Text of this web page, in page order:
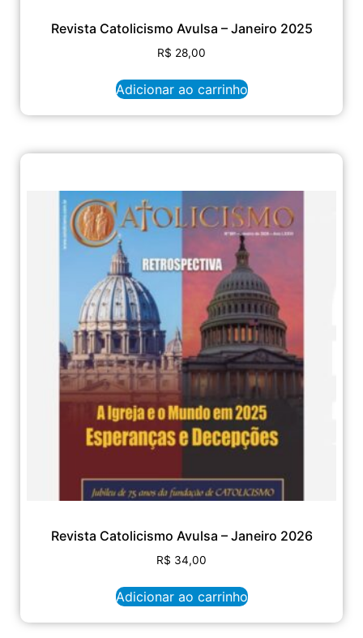
Revista Catolicismo Avulsa – Janeiro 2025
R$ 28,00
Adicionar ao carrinho
Revista Catolicismo Avulsa – Janeiro 2026
R$ 34,00
Adicionar ao carrinho